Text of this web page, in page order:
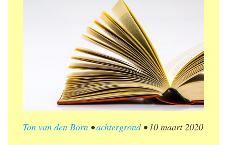
Ton van den Born •achtergrond•10 maart 2020